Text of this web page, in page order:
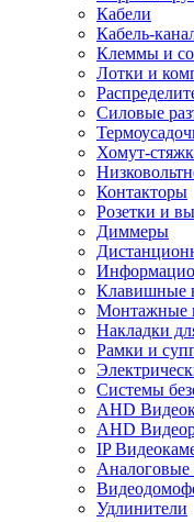
Кабели
Кабель-
Клеммы и
Лотки и
Силовые
Хомут-
Контакторы
Розетки и
Диммеры
Клавишные
Монтажные
Накладки
Рамки и
Системы
AHD
AHD
IP
Аналоговые
Удлинители